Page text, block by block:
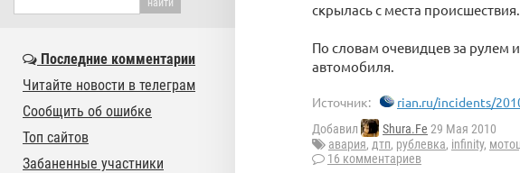
скрылась с места
По словам очевидцев за
автомобиля.
Источник: rian.ru/incidents/
Добавил Shura.Fe 29 Мая 2010
авария, дтп, рублевка, infinity,
16 комментариев
Последние комментарии
Читайте новости в телеграм
Сообщить об ошибке
Топ сайтов
Забаненные участники